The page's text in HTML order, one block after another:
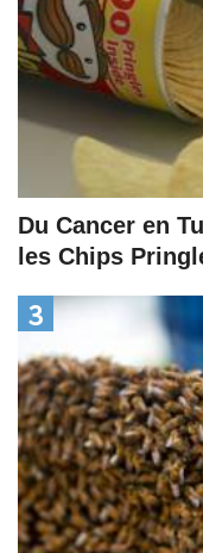
Du Cancer en
les Chips
3